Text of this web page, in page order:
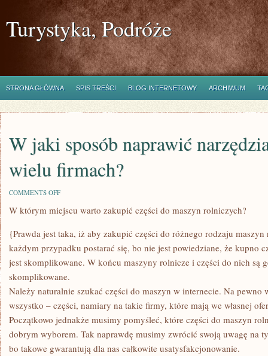
Turystyka, Podróże
STRONA GŁÓWNA SPIS TREŚCI BLOG INTERNETOWY ARCHIWUM
W jaki sposób naprawić
wielu firmach?
COMMENTS OFFON
JAKI
SPOSÓB
NARZĘDZIA
NIEZBĘDNE
W
WIELU
W którym miejscu warto zakupić części do maszyn rolniczych?
{Prawda jest taka, iż aby zakupić części do różnego rodzaju
każdym przypadku postarać się, bo nie jest powiedziane, że kupno
jest skomplikowane. W końcu maszyny rolnicze i części do nich są
skomplikowane.
Należy naturalnie szukać części do maszyn w internecie. Na pewno
wszystko – części, namiary na takie firmy, które mają we własnej
Początkowo jednakże musimy pomyśleć, które części do maszyn
dobrym wyborem. Tak naprawdę musimy zwrócić swoją uwagę na
bo takowe gwarantują dla nas całkowite usatysfakcjonowanie.